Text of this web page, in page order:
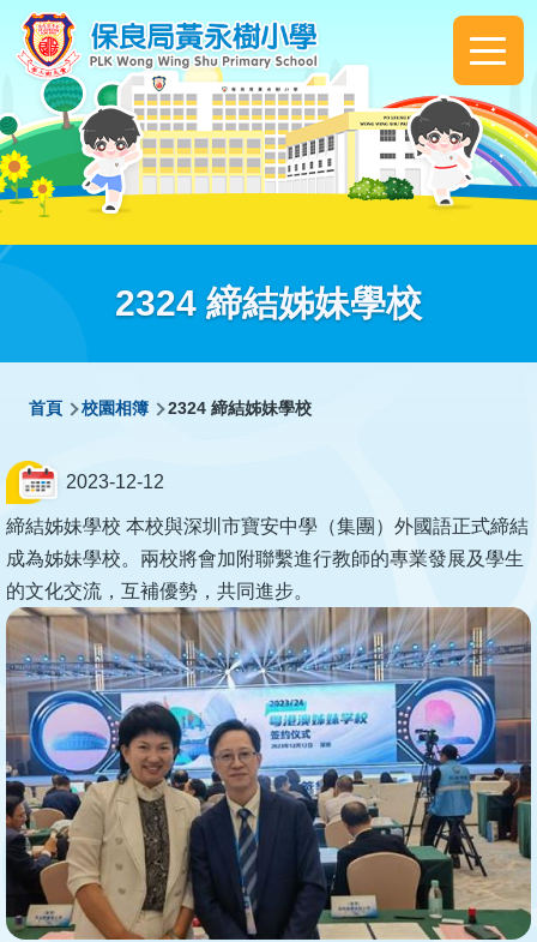
移至主內容
Main
navigation
2324 締結姊妹學校
導
連
結
首頁 校園相簿 2324 締結姊妹學校
2023-12-12
締結姊妹學校 本校與深圳市寶安中學（集團）外國語正式締結
成為姊妹學校。兩校將會加附聯繫進行教師的專業發展及學生
的文化交流，互補優勢，共同進步。